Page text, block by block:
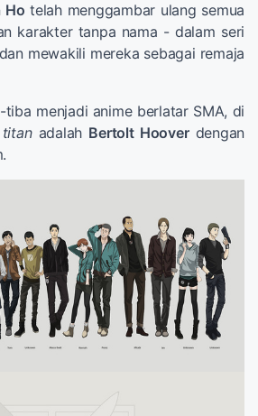
Ho telah menggambar ulang semua
karakter tanpa nama - dalam seri
mewakili mereka sebagai remaja
menjadi anime berlatar SMA, di
titanadalah Bertolt Hooverdengan